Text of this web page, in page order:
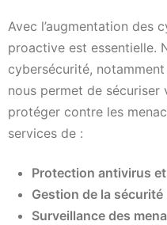
Avec l’augmentation des
proactive est essentielle.
cybersécurité,
nous permet de sécuriser
protéger contre les
services de :
Protection antivirus
Gestion de la sécurité
Surveillance des